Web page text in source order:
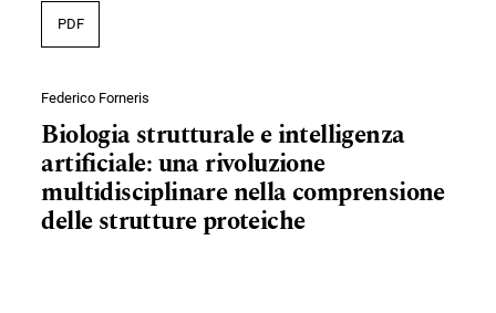
PDF
Federico Forneris
Biologia strutturale e intelligenza
artificiale: una rivoluzione
multidisciplinare nella comprensione
delle strutture proteiche